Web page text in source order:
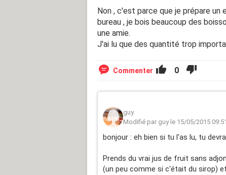
Non , c'est parce que je prépare
bureau , je bois beaucoup des
une amie.
J'ai lu que des quantité trop
Commenter 0
guy
Modifié par guy le 15/05/2015 09:51
bonjour : eh bien si tu l'as lu, tu
Prends du vrai jus de fruit sans
(un peu comme si c'était du sirop)